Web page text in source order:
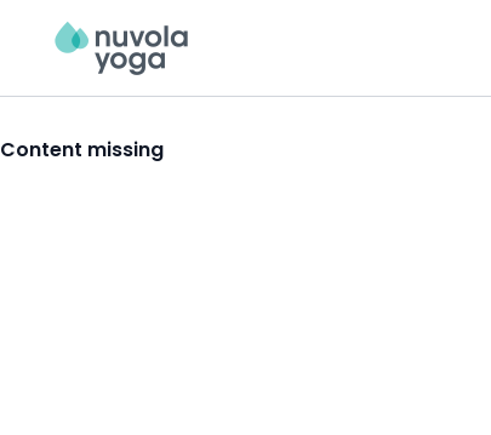
Content missing